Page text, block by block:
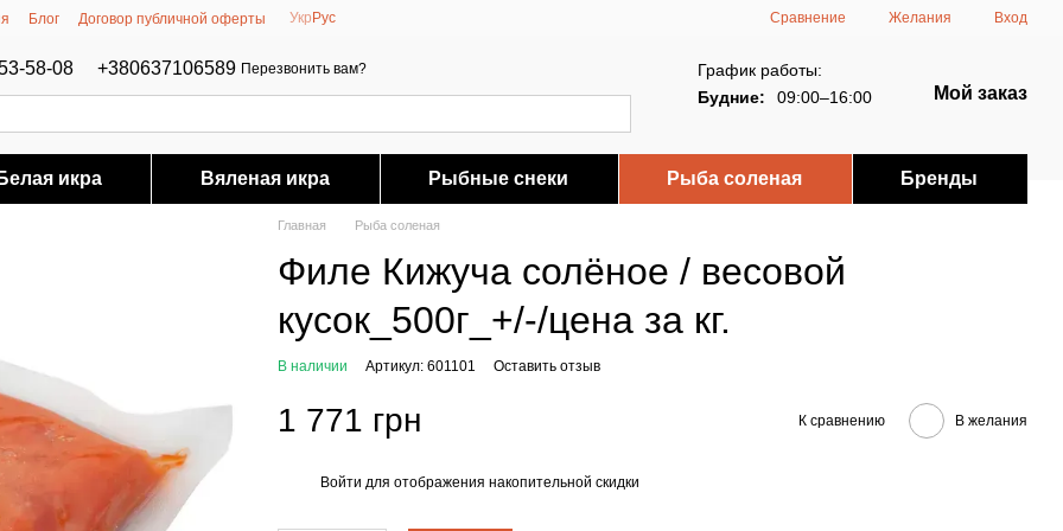
Блог Договор публичной оферты Укр Рус Сравнение Желания Вход
58-08 +380637106589 Перезвонить вам?
График работы:
Будние:
09:00–16:00 Мой заказ
Белая икра Вяленая икра Рыбные снеки Рыба соленая Бренды
Главная Рыба соленая
Филе Кижуча солёное / весовой
кусок_500г_+/-/цена за кг.
В наличии Артикул: 601101 Оставить отзыв
1 771 грн К сравнению В желания
Войти для отображения накопительной скидки